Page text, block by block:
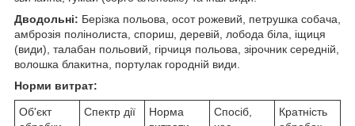
Дводольні: Берізка польова, осот рожевий, петрушка собача,
амброзія полінолиста, спориш, деревій, лобода біла, іщиця
(види), талабан польовий, гірчиця польова, зірочник середній,
волошка блакитна, портулак городній види.
Норми витрат:
Об'єкт
Спектр дії
Норма
Спосіб,
Кратність